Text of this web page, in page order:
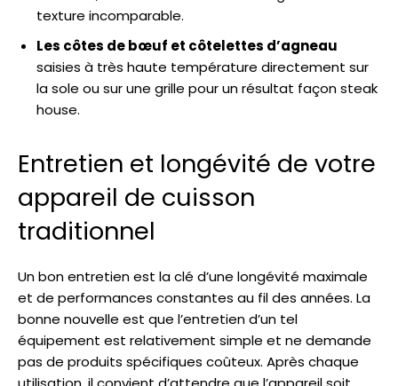
texture incomparable.
Les côtes de bœuf et côtelettes d’agneau
saisies à très haute température directement sur
la sole ou sur une grille pour un résultat façon steak
house.
Entretien et longévité de votre
appareil de cuisson
traditionnel
Un bon entretien est la clé d’une longévité maximale
et de performances constantes au fil des années. La
bonne nouvelle est que l’entretien d’un tel
équipement est relativement simple et ne demande
pas de produits spécifiques coûteux. Après chaque